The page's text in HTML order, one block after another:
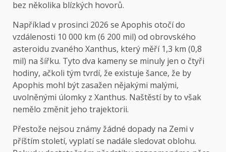
bez několika blízkých hovorů.
Například v prosinci 2026 se Apophis otočí do
vzdálenosti 10 000 km (6 200 mil) od obrovského
asteroidu zvaného Xanthus, který měří 1,3 km (0,8
mil) na šířku. Tyto dva kameny se minuly jen o čtyři
hodiny, ačkoli tým tvrdí, že existuje šance, že by
Apophis mohl být zasažen nějakými malými,
uvolněnými úlomky z Xanthus. Naštěstí by to však
nemělo změnit jeho trajektorii.
Přestože nejsou známy žádné dopady na Zemi v
příštím století, vyplatí se nadále sledovat oblohu.